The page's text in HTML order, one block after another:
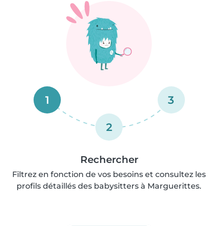
1
2
3
Rechercher
Filtrez en fonction de vos besoins et consultez les
profils détaillés des babysitters à Marguerittes.